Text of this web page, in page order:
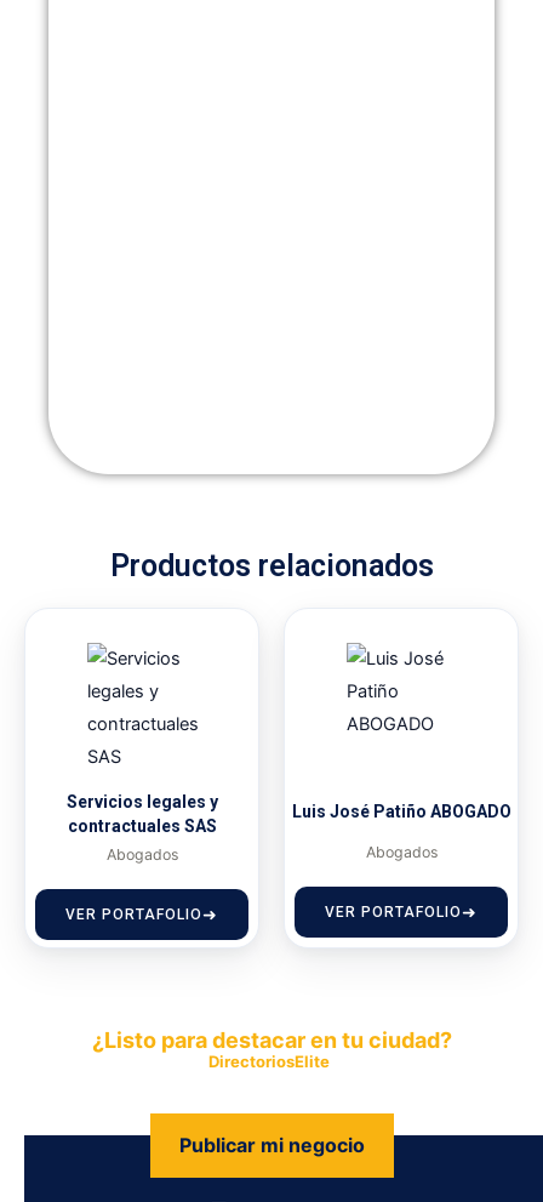
Productos relacionados
Servicios legales y
contractuales SAS
Abogados
VER PORTAFOLIO
Luis José Patiño ABOGADO
Abogados
VER PORTAFOLIO
¿Listo para destacar en tu ciudad?
DirectoriosElite
Publicar mi negocio